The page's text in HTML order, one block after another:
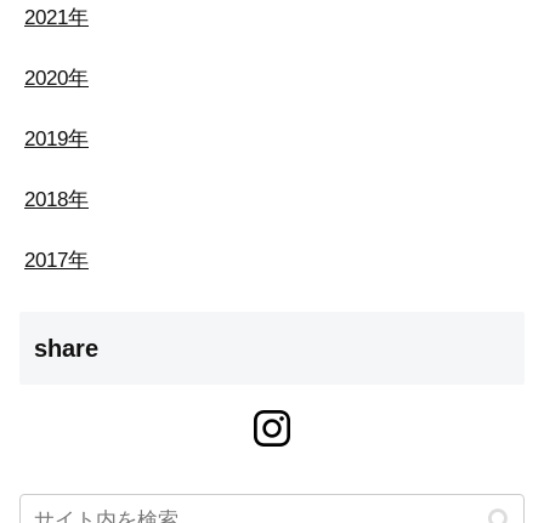
2021年
2020年
2019年
2018年
2017年
share